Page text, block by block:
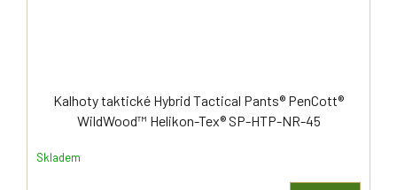
Kalhoty taktické Hybrid Tactical Pants® PenCott®
WildWood™ Helikon-Tex® SP-HTP-NR-45
Skladem